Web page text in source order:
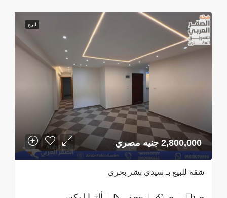
للبيع
2,800,000 جنيه مصري
شقة للبيع بـ سيدي بشر بحري